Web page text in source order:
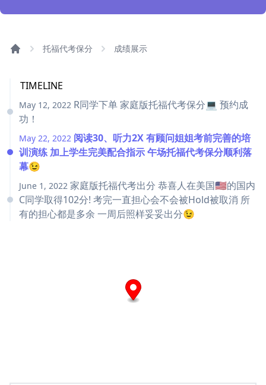
托福代考保分 成绩展示
TIMELINE
May 12, 2022 R同学下单 家庭版托福代考保分💻 预约成
功！
May 22, 2022 阅读30、听力2X 有顾问姐姐考前完善的培
训演练 加上学生完美配合指示 午场托福代考保分顺利落
幕😉
June 1, 2022 家庭版托福代考出分 恭喜人在美国🇺🇸的国内
C同学取得102分! 考完一直担心会不会被Hold被取消 所
有的担心都是多余 一周后照样妥妥出分😉